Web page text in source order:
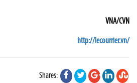
VNA/CVN
http://lecourrier.vn/
Shares: